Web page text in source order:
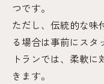
つです。
ただし、伝統的な味
る場合は事前にスタ
トランでは、柔軟
きます。